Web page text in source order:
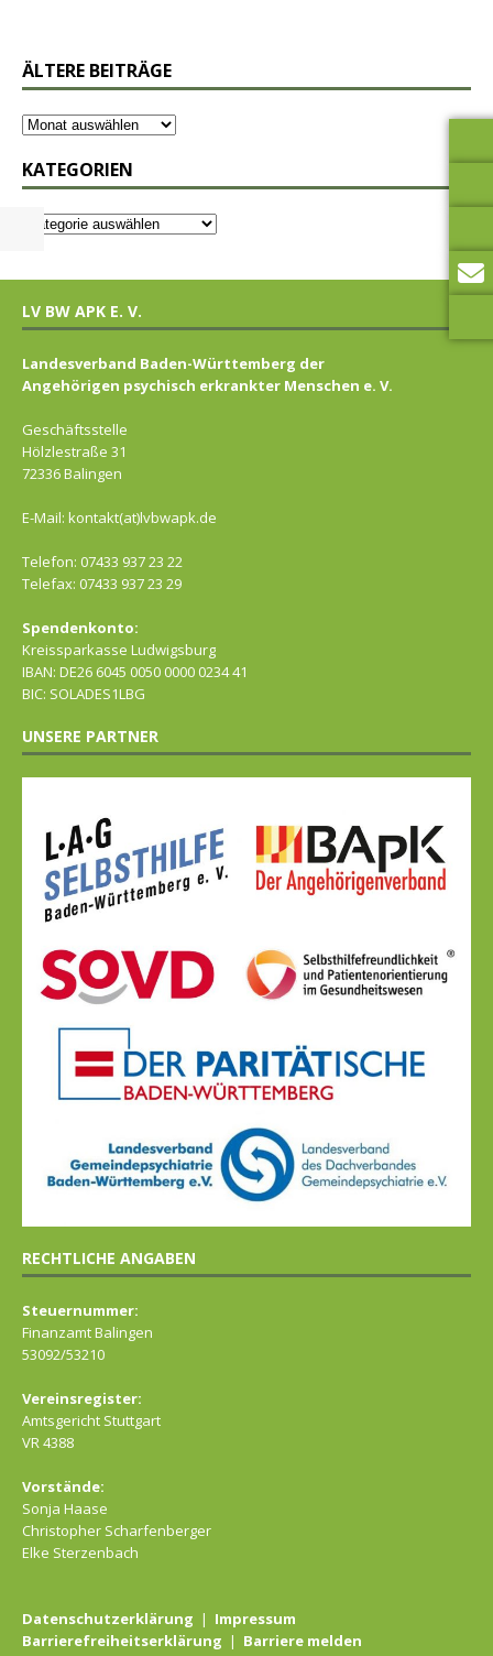
ÄLTERE BEITRÄGE
KATEGORIEN
LV BW APK E. V.
Landesverband Baden-Württemberg der
Angehörigen psychisch erkrankter Menschen e. V.
Geschäftsstelle
Hölzlestraße 31
72336 Balingen
E-Mail: kontakt(at)lvbwapk.de
Telefon: 07433 937 23 22
Telefax: 07433 937 23 29
Spendenkonto:
Kreissparkasse Ludwigsburg
IBAN: DE26 6045 0050 0000 0234 41
BIC: SOLADES1LBG
UNSERE PARTNER
RECHTLICHE ANGABEN
Steuernummer:
Finanzamt Balingen
53092/53210
Vereinsregister:
Amtsgericht Stuttgart
VR 4388
Vorstände:
Sonja Haase
Christopher Scharfenberger
Elke Sterzenbach
Datenschutzerklärung | Impressum
Barrierefreiheitserklärung | Barriere melden